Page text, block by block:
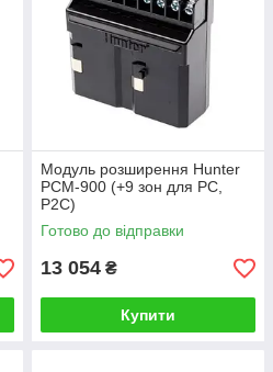
Модуль розширення Hunter
РСМ-900 (+9 зон для PC,
P2C)
Готово до відправки
13 054 ₴
Купити